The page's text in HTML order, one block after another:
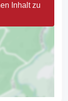
Inhalt zu